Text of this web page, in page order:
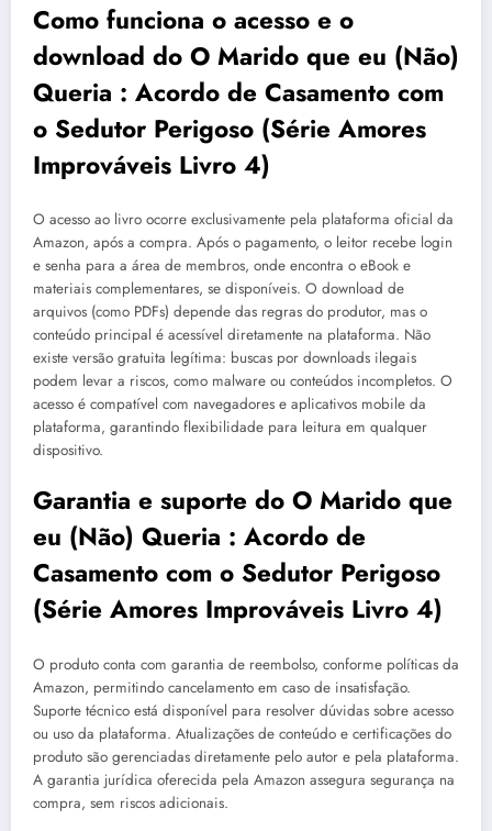
Como funciona o acesso e o
download do O Marido que eu (Não)
Queria : Acordo de Casamento com
o Sedutor Perigoso (Série Amores
Improváveis Livro 4)
O acesso ao livro ocorre exclusivamente pela plataforma oficial da
Amazon, após a compra. Após o pagamento, o leitor recebe login
e senha para a área de membros, onde encontra o eBook e
materiais complementares, se disponíveis. O download de
arquivos (como PDFs) depende das regras do produtor, mas o
conteúdo principal é acessível diretamente na plataforma. Não
existe versão gratuita legítima: buscas por downloads ilegais
podem levar a riscos, como malware ou conteúdos incompletos. O
acesso é compatível com navegadores e aplicativos mobile da
plataforma, garantindo flexibilidade para leitura em qualquer
dispositivo.
Garantia e suporte do O Marido que
eu (Não) Queria : Acordo de
Casamento com o Sedutor Perigoso
(Série Amores Improváveis Livro 4)
O produto conta com garantia de reembolso, conforme políticas da
Amazon, permitindo cancelamento em caso de insatisfação.
Suporte técnico está disponível para resolver dúvidas sobre acesso
ou uso da plataforma. Atualizações de conteúdo e certificações do
produto são gerenciadas diretamente pelo autor e pela plataforma.
A garantia jurídica oferecida pela Amazon assegura segurança na
compra, sem riscos adicionais.